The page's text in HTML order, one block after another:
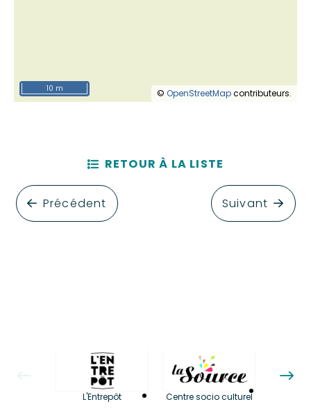
© OpenStreetMapcontributeurs.
10 m
Précédent
RETOUR À LA LISTE
Suivant
L'Entrepôt Centre socio culturel